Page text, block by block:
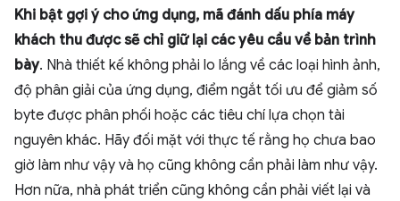
Khi bật gợi ý cho ứng dụng, mã đánh dấu phía máy
khách thu được sẽ chỉ giữ lại các yêu cầu về bản trình
bày. Nhà thiết kế không phải lo lắng về các loại hình ảnh,
độ phân giải của ứng dụng, điểm ngắt tối ưu để giảm số
byte được phân phối hoặc các tiêu chí lựa chọn tài
nguyên khác. Hãy đối mặt với thực tế rằng họ chưa bao
giờ làm như vậy và họ cũng không cần phải làm như vậy.
Hơn nữa, nhà phát triển cũng không cần phải viết lại và